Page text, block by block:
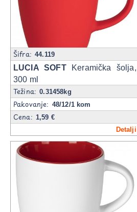
Šifra:44.119
LUCIA SOFTKeramička šolja,
300 ml
Težina:0.31458kg
Pakovanje: 48/12/1 kom
Cena: 1,59 €
Detalji